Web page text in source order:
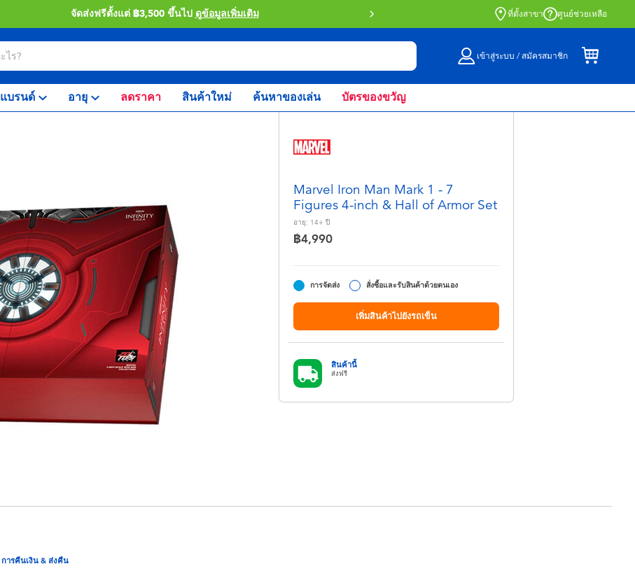
จัดส่งฟรีตั้งแต่ ฿3,500 ขึ้นไป ดูข้อมูลเพิ่มเติม สั่งซื้อออนไลน์และรับที่หน้าร้านด้วย Click
ที่ตั้งสาขา ศูนย์ช่วยเหลือ
เข้าสู่ระบบ / สมัครสมาชิก
แบรนด์ อายุ ลดราคา สินค้าใหม่ ค้นหาของเล่น บัตรของขวัญ
Marvel Iron Man Mark 1 - 7
Figures 4-inch & Hall of Armor Set
อายุ: 14+ ปี
฿4,990
การจัดส่ง สั่งซื้อและรับสินค้าด้วยตนเอง
เพิ่มสินค้าไปยังรถเข็น
สินค้านี้
ส่งฟรี
การคืนเงิน & ส่งคืน